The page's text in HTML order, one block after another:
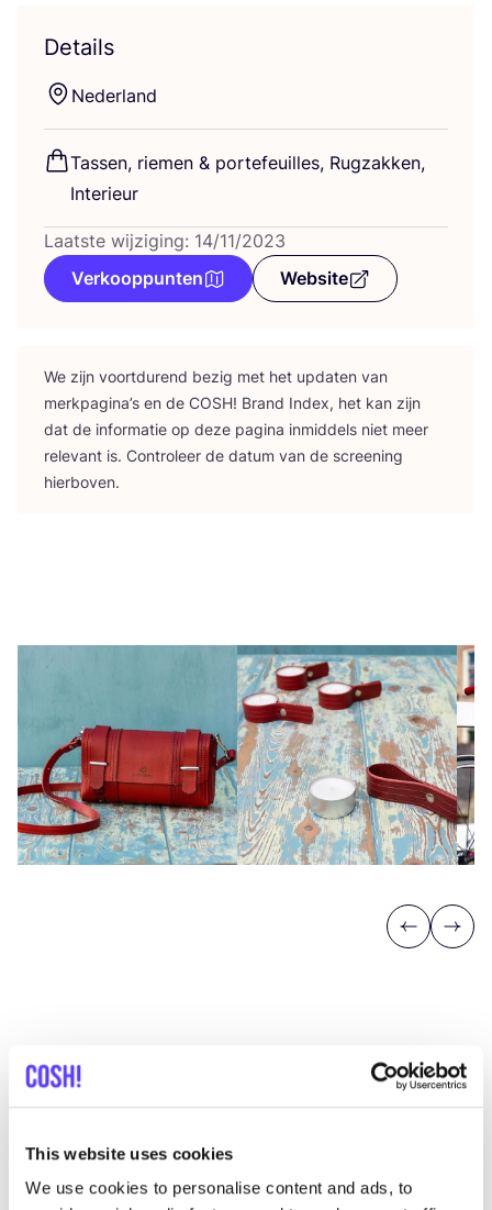
This website uses cookies
We use cookies to personalise content and ads, to
Details
Neder­land
Tas­sen, rie­men & por­te­feuil­les, Rug­zak­ken,
Interieur
Laatste wijziging: 14/11/2023
Verkooppunten
Website
We zijn voort­du­rend bezig met het upda­ten van
merk­pa­gi­na’s en de COSH! Brand Index, het kan zijn
dat de infor­ma­tie op deze pagi­na inmid­dels niet meer
rele­vant is. Con­tro­leer de datum van de scree­ning
hierboven.
Previous
Next
Ontdek waar je Eversom kunt
shoppen